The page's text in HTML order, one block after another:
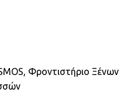
Φροντιστήριο Ξένων